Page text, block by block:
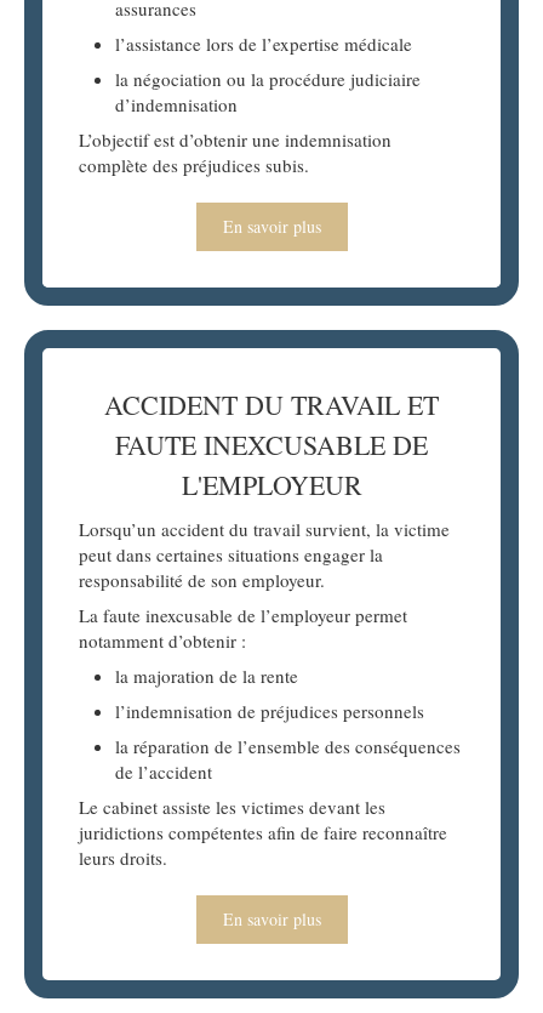
assurances
l’assistance lors de l’expertise médicale
la négociation ou la procédure judiciaire
d’indemnisation
L’objectif est d’obtenir une indemnisation
complète des préjudices subis.
En savoir plus
ACCIDENT DU TRAVAIL ET
FAUTE INEXCUSABLE DE
L'EMPLOYEUR
Lorsqu’un accident du travail survient, la victime
peut dans certaines situations engager la
responsabilité de son employeur.
La faute inexcusable de l’employeur permet
notamment d’obtenir :
la majoration de la rente
l’indemnisation de préjudices personnels
la réparation de l’ensemble des conséquences
de l’accident
Le cabinet assiste les victimes devant les
juridictions compétentes afin de faire reconnaître
leurs droits.
En savoir plus